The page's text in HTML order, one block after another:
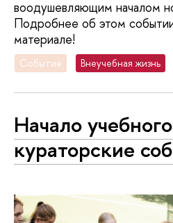
воодушевляющим началом
Подробнее об этом
материале!
Событие Внеучебная жизнь
Начало
кураторские